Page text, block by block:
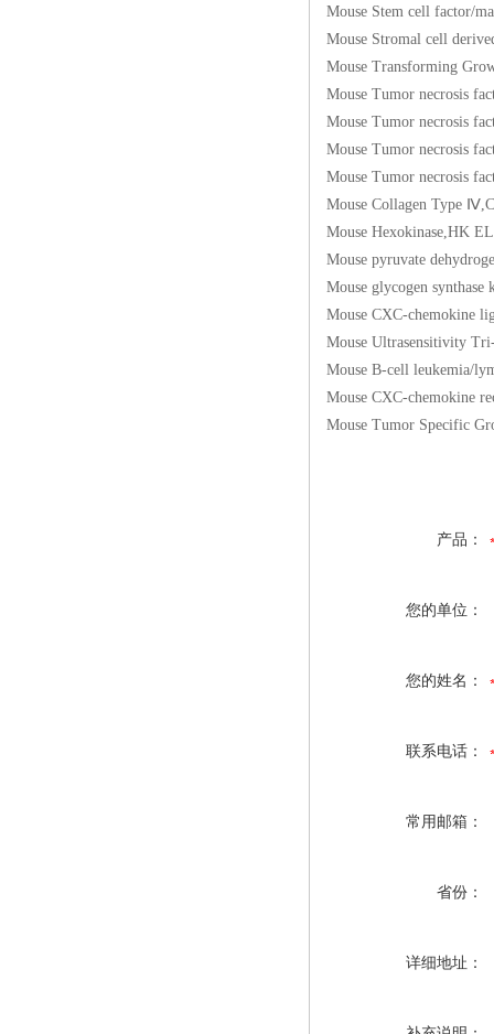
Mouse Stem cell factor/
Mouse Stromal cell
Mouse Transforming
Mouse Tumor necrosis
Mouse Tumor necrosis
Mouse Tumor necrosis
Mouse Tumor necrosis
Mouse Collagen Type
Mouse Hexokinase,HK
Mouse pyruvate
Mouse glycogen
Mouse CXC-chemokine
Mouse Ultrasensitivity
Mouse B-cell leukemia/
Mouse CXC-chemokine
Mouse Tumor Specific
产品：
您的单位：
您的姓名：
联系电话：
常用邮箱：
省份：
详细地址：